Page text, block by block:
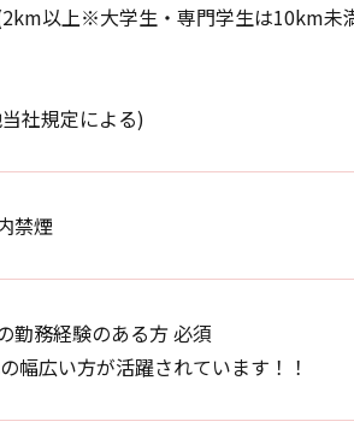
以上※大学生・専門学生は10km未
社規定による)
禁煙
勤務経験のある方 必須
幅広い方が活躍されています！！